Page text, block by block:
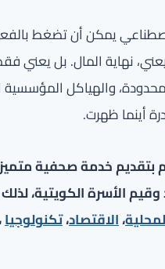
يمكن أن تضغط
نهاية المال. بل يعني
المحدودة، والهياكل
أينما ظهرت.
خدمة صحفية متميزة
الأسرة الكويتية،
،الاقتصاد،تكنولوجيا